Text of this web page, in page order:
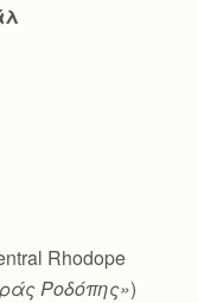
Rhodope
Ροδόπης»)